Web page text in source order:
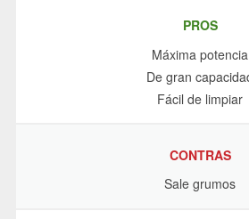
PROS
Máxima potencia
De gran
Fácil de limpiar
CONTRAS
Sale grumos